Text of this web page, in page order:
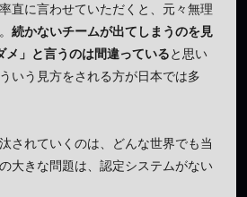
直に言わせていただくと、元々無理
続かないチームが出てしまうのを見
メ」と言うのは間違っていると思い
いう見方をされる方が日本では多
されていくのは、どんな世界でも当
大きな問題は、認定システムがない